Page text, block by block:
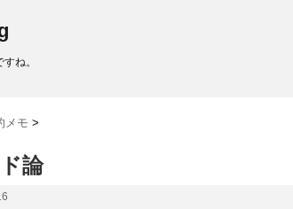
ね。
メモ >
論